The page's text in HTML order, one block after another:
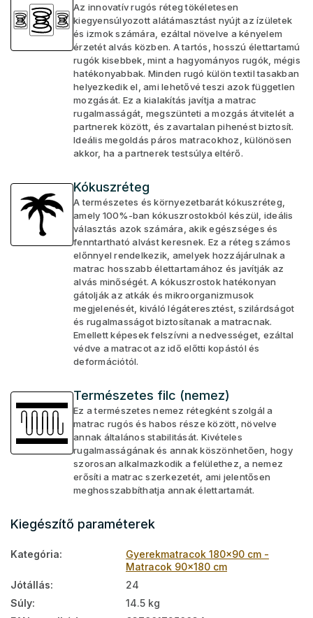
Az innovatív rugós réteg tökéletesen
kiegyensúlyozott alátámasztást nyújt az ízületek
és izmok számára, ezáltal növelve a kényelem
érzetét alvás közben. A tartós, hosszú élettartamú
rugók kisebbek, mint a hagyományos rugók, mégis
hatékonyabbak. Minden rugó külön textil tasakban
helyezkedik el, ami lehetővé teszi azok független
mozgását. Ez a kialakítás javítja a matrac
rugalmasságát, megszünteti a mozgás átvitelét a
partnerek között, és zavartalan pihenést biztosít.
Ideális megoldás páros matracokhoz, különösen
akkor, ha a partnerek testsúlya eltérő.
Kókuszréteg
A természetes és környezetbarát kókuszréteg,
amely 100%-ban kókuszrostokból készül, ideális
választás azok számára, akik egészséges és
fenntartható alvást keresnek. Ez a réteg számos
előnnyel rendelkezik, amelyek hozzájárulnak a
matrac hosszabb élettartamához és javítják az
alvás minőségét. A kókuszrostok hatékonyan
gátolják az atkák és mikroorganizmusok
megjelenését, kiváló légáteresztést, szilárdságot
és rugalmasságot biztosítanak a matracnak.
Emellett képesek felszívni a nedvességet, ezáltal
védve a matracot az idő előtti kopástól és
deformációtól.
Természetes filc (nemez)
Ez a természetes nemez rétegként szolgál a
matrac rugós és habos része között, növelve
annak általános stabilitását. Kivételes
rugalmasságának és annak köszönhetően, hogy
szorosan alkalmazkodik a felülethez, a nemez
erősíti a matrac szerkezetét, ami jelentősen
meghosszabbíthatja annak élettartamát.
Kiegészítő paraméterek
Kategória:
Gyerekmatracok 180x90 cm -
Matracok 90x180 cm
Jótállás:
24
Súly:
14.5 kg